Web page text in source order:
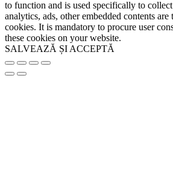
to function and is used specifically to
analytics, ads, other embedded contents are
cookies. It is mandatory to procure user
these cookies on your website.
SALVEAZĂ ȘI ACCEPTĂ